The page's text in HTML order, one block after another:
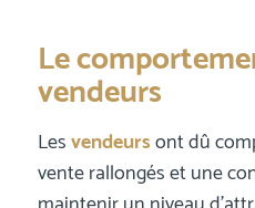
Le
vendeurs
Lesvendeursont dû
vente rallongés et une